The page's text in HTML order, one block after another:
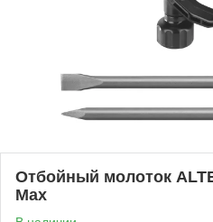
Отбойный молоток
Max